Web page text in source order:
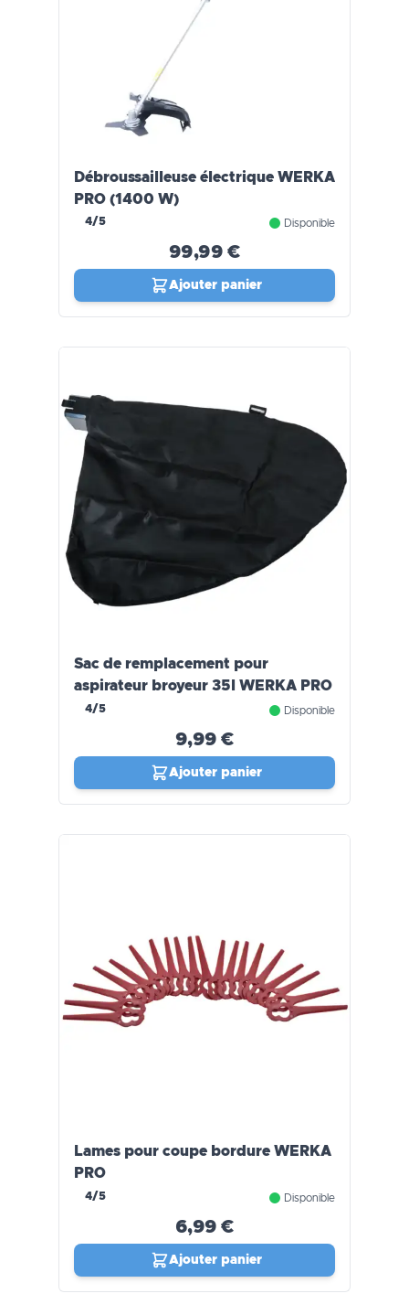
Débroussailleuse électrique WERKA
PRO (1400 W)
4/5 Disponible
99,99 €
Ajouter panier
Sac de remplacement pour
aspirateur broyeur 35l WERKA PRO
4/5 Disponible
9,99 €
Ajouter panier
Lames pour coupe bordure WERKA
PRO
4/5 Disponible
6,99 €
Ajouter panier